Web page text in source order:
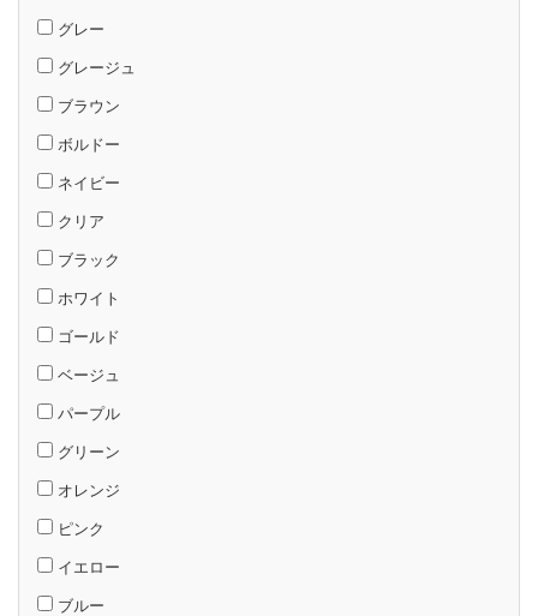
グレー
グレージュ
ブラウン
ボルドー
ネイビー
クリア
ブラック
ホワイト
ゴールド
ベージュ
パープル
グリーン
オレンジ
ピンク
イエロー
ブルー